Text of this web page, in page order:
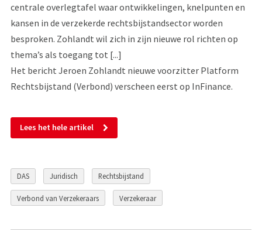
centrale overlegtafel waar ontwikkelingen, knelpunten en
kansen in de verzekerde rechtsbijstandsector worden
besproken. Zohlandt wil zich in zijn nieuwe rol richten op
thema’s als toegang tot [...]
Het bericht Jeroen Zohlandt nieuwe voorzitter Platform
Rechtsbijstand (Verbond) verscheen eerst op InFinance.
Lees het hele artikel
DAS Juridisch Rechtsbijstand
Verbond van Verzekeraars Verzekeraar